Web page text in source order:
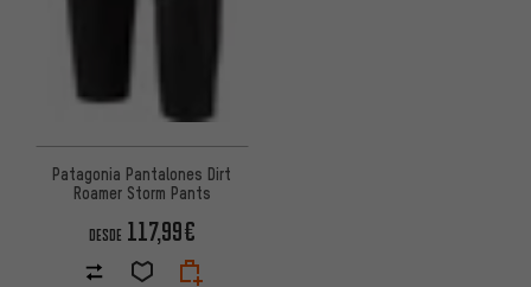
Patagonia Pantalones Dirt
Roamer Storm Pants
DESDE 117,99€